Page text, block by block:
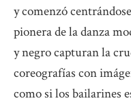
y comenzó
pionera de la danza
y negro capturan la
coreografías con
como si los bailarines